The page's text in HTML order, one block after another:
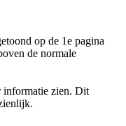
op de 1e pagina
de normale
informatie zien. Dit